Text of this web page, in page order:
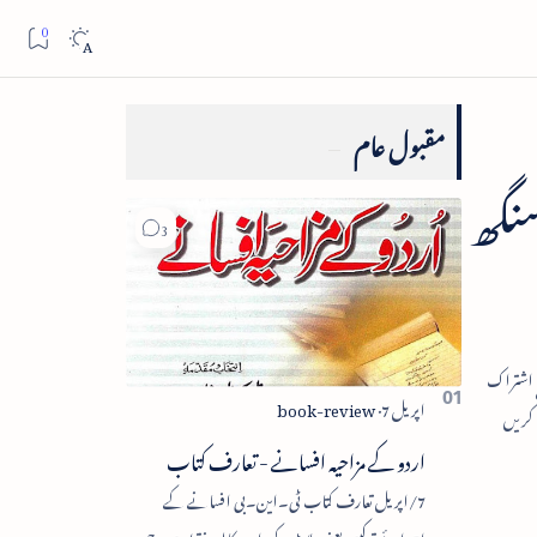
مقبول عام
اردو کے مزاحیہ افسانے - تعارف کتاب
7/اپریل تعارف کتاب ٹی۔این۔بی افسانے کے